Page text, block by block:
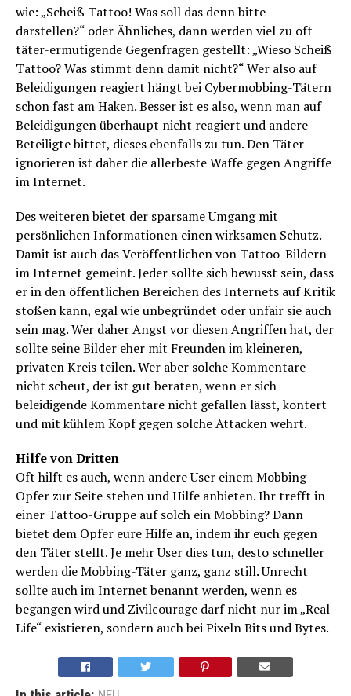
wie: „Scheiß Tattoo! Was soll das denn bitte
darstellen?“ oder Ähnliches, dann werden viel zu oft
täter-ermutigende Gegenfragen gestellt: „Wieso Scheiß
Tattoo? Was stimmt denn damit nicht?“ Wer also auf
Beleidigungen reagiert hängt bei Cybermobbing-Tätern
schon fast am Haken. Besser ist es also, wenn man auf
Beleidigungen überhaupt nicht reagiert und andere
Beteiligte bittet, dieses ebenfalls zu tun. Den Täter
ignorieren ist daher die allerbeste Waffe gegen Angriffe
im Internet.
Des weiteren bietet der sparsame Umgang mit
persönlichen Informationen einen wirksamen Schutz.
Damit ist auch das Veröffentlichen von Tattoo-Bildern
im Internet gemeint. Jeder sollte sich bewusst sein, dass
er in den öffentlichen Bereichen des Internets auf Kritik
stoßen kann, egal wie unbegründet oder unfair sie auch
sein mag. Wer daher Angst vor diesen Angriffen hat, der
sollte seine Bilder eher mit Freunden im kleineren,
privaten Kreis teilen. Wer aber solche Kommentare
nicht scheut, der ist gut beraten, wenn er sich
beleidigende Kommentare nicht gefallen lässt, kontert
und mit kühlem Kopf gegen solche Attacken wehrt.
Hilfe von Dritten
Oft hilft es auch, wenn andere User einem Mobbing-
Opfer zur Seite stehen und Hilfe anbieten. Ihr trefft in
einer Tattoo-Gruppe auf solch ein Mobbing? Dann
bietet dem Opfer eure Hilfe an, indem ihr euch gegen
den Täter stellt. Je mehr User dies tun, desto schneller
werden die Mobbing-Täter ganz, ganz still. Unrecht
sollte auch im Internet benannt werden, wenn es
begangen wird und Zivilcourage darf nicht nur im „Real-
Life“ existieren, sondern auch bei Pixeln Bits und Bytes.